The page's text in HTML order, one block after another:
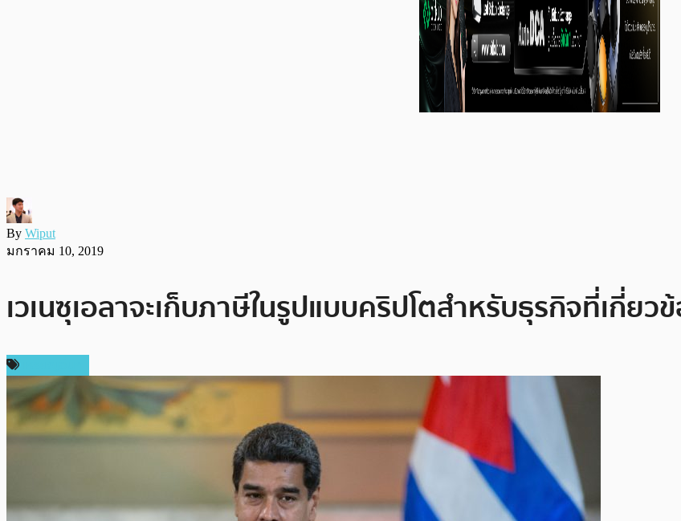
By Wiput
มกราคม 10, 2019
เวเนซุเอลาจะเก็บภาษีในรูปแบบคริปโตสำหรับธุรกิจที่เกี่ย